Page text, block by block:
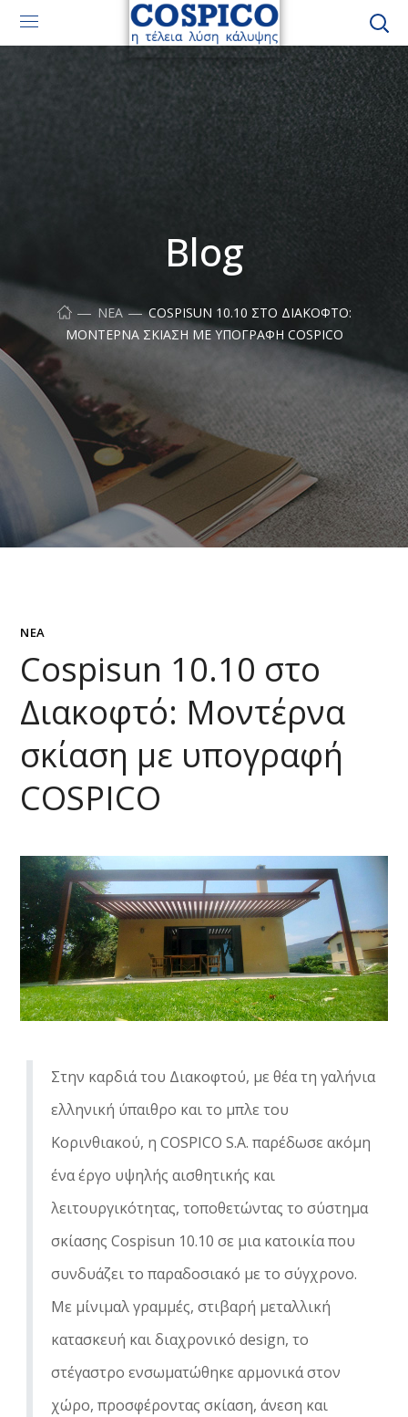
Blog
ΝΈΑ
COSPISUN 10.10 ΣΤΟ ΔΙΑΚΟΦΤΌ:
ΜΟΝΤΈΡΝΑ ΣΚΊΑΣΗ ΜΕ ΥΠΟΓΡΑΦΉ COSPICO
ΝΈΑ
Cospisun 10.10 στο
Διακοφτό: Μοντέρνα
σκίαση με υπογραφή
COSPICO
Στην καρδιά του Διακοφτού, με θέα τη γαλήνια
ελληνική ύπαιθρο και το μπλε του
Κορινθιακού, η COSPICO S.A. παρέδωσε ακόμη
ένα έργο υψηλής αισθητικής και
λειτουργικότητας, τοποθετώντας το σύστημα
σκίασης Cospisun 10.10 σε μια κατοικία που
συνδυάζει το παραδοσιακό με το σύγχρονο.
Με μίνιμαλ γραμμές, στιβαρή μεταλλική
κατασκευή και διαχρονικό design, το
στέγαστρο ενσωματώθηκε αρμονικά στον
χώρο, προσφέροντας σκίαση, άνεση και